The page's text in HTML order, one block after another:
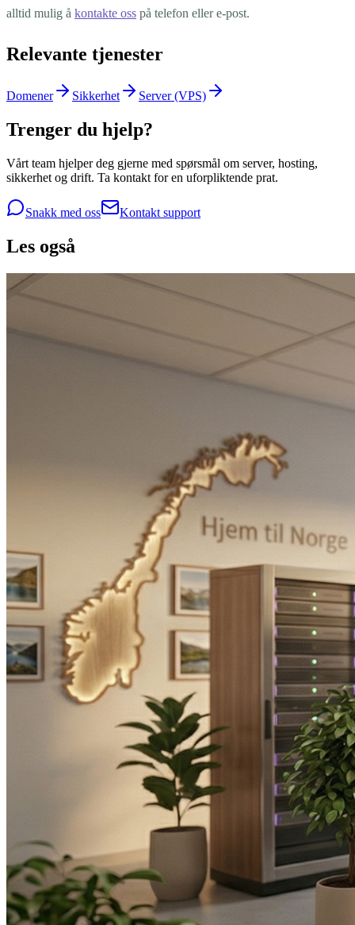
alltid mulig å kontakte oss på telefon eller e-post.
Relevante tjenester
Domener Sikkerhet Server (VPS)
Trenger du hjelp?
Vårt team hjelper deg gjerne med spørsmål om server, hosting,
sikkerhet og drift. Ta kontakt for en uforpliktende prat.
Snakk med oss Kontakt support
Les også